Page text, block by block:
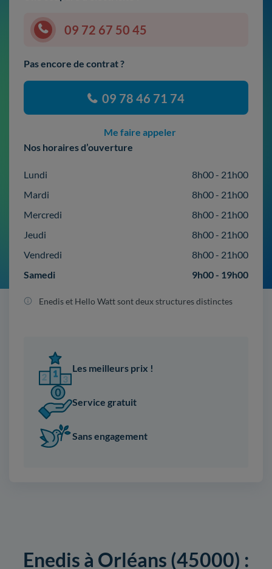
09 72 67 50 45
Pas encore de contrat ?
09 78 46 71 74
Me faire appeler
Nos horaires d’ouverture
Lundi
8h00 - 21h00
Mardi
8h00 - 21h00
Mercredi
8h00 - 21h00
Jeudi
8h00 - 21h00
Vendredi
8h00 - 21h00
Samedi
9h00 - 19h00
Enedis et Hello Watt sont deux structures distinctes
Les meilleurs prix !
Service gratuit
Sans engagement
Enedis à Orléans (45000) :